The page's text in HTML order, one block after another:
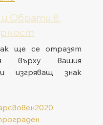
и Обрати в
ще се отразят
върху вашия
изгряващ знак